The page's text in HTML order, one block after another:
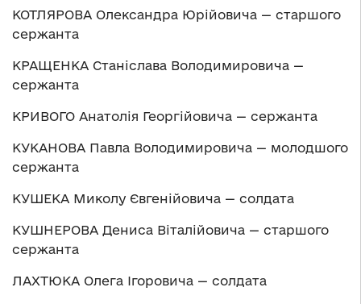
КОТЛЯРОВА Олександра Юрійовича — старшого
сержанта
КРАЩЕНКА Станіслава Володимировича —
сержанта
КРИВОГО Анатолія Георгійовича — сержанта
КУКАНОВА Павла Володимировича — молодшого
сержанта
КУШЕКА Миколу Євгенійовича — солдата
КУШНЕРОВА Дениса Віталійовича — старшого
сержанта
ЛАХТЮКА Олега Ігоровича — солдата